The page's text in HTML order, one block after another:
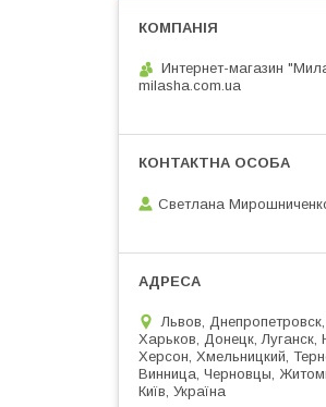
Интернет-магазин
milasha.com.ua
Светлана
Львов,
Харьков, Донецк, Луганск,
Херсон, Хмельницкий,
Винница, Черновцы,
Київ, Україна